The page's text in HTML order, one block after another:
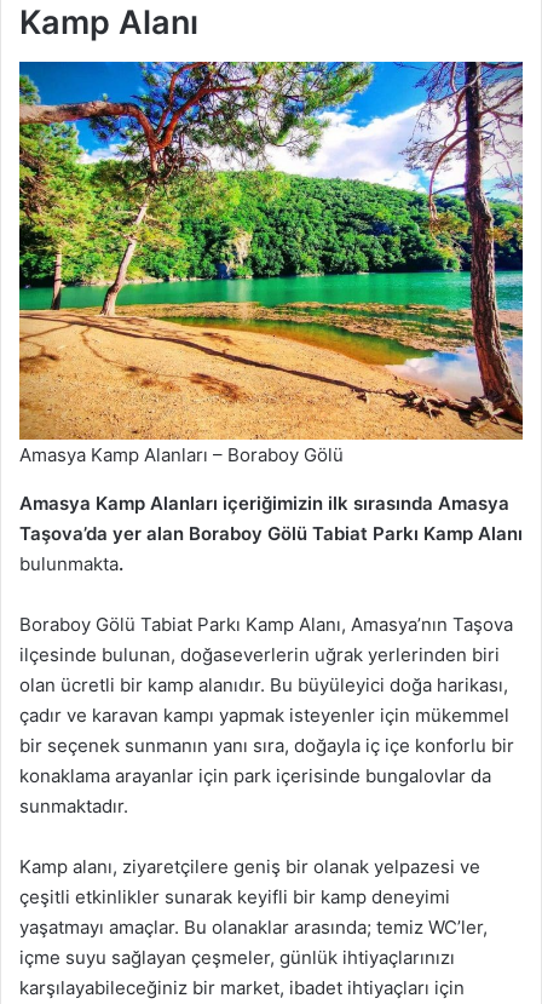
Kamp Alanı
Amasya Kamp Alanları – Boraboy Gölü
Amasya Kamp Alanları içeriğimizin ilk sırasında Amasya
Taşova’da yer alan Boraboy Gölü Tabiat Parkı Kamp Alanı
bulunmakta.
Boraboy Gölü Tabiat Parkı Kamp Alanı, Amasya’nın Taşova
ilçesinde bulunan, doğaseverlerin uğrak yerlerinden biri
olan ücretli bir kamp alanıdır. Bu büyüleyici doğa harikası,
çadır ve karavan kampı yapmak isteyenler için mükemmel
bir seçenek sunmanın yanı sıra, doğayla iç içe konforlu bir
konaklama arayanlar için park içerisinde bungalovlar da
sunmaktadır.
Kamp alanı, ziyaretçilere geniş bir olanak yelpazesi ve
çeşitli etkinlikler sunarak keyifli bir kamp deneyimi
yaşatmayı amaçlar. Bu olanaklar arasında; temiz WC’ler,
içme suyu sağlayan çeşmeler, günlük ihtiyaçlarınızı
karşılayabileceğiniz bir market, ibadet ihtiyaçları için